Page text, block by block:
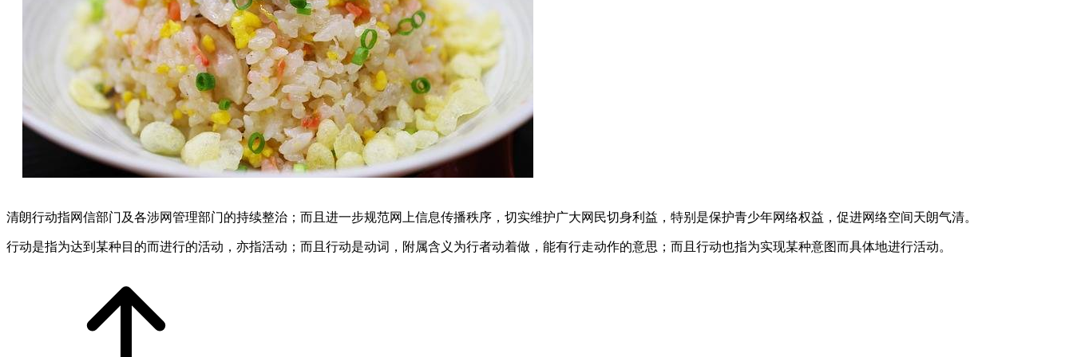
清朗行动指网信部门及各涉网管理部门的持续整治；而且进一步规范网上信息传播秩序，切实维护广大网民切身利益，特别是保护青少年网络权益，促进网络空间天朗气清。
行动是指为达到某种目的而进行的活动，亦指活动；而且行动是动词，附属含义为行者动着做，能有行走动作的意思；而且行动也指为实现某种意图而具体地进行活动。